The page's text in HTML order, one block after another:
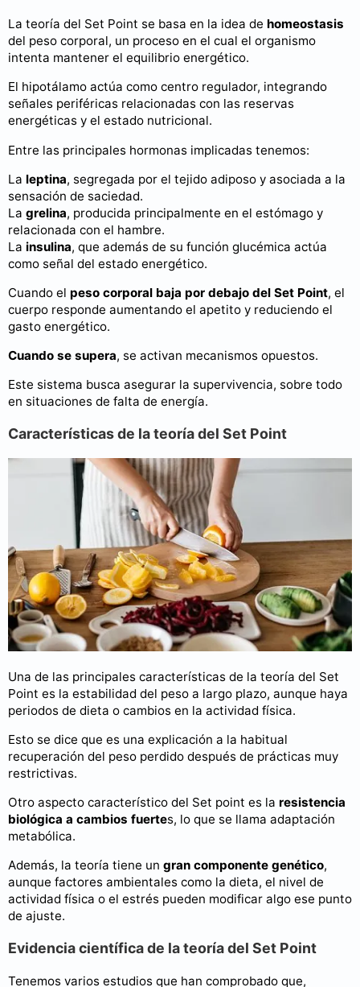
La teoría del Set Point se basa en la idea de homeostasis
del peso corporal, un proceso en el cual el organismo
intenta mantener el equilibrio energético.
El hipotálamo actúa como centro regulador, integrando
señales periféricas relacionadas con las reservas
energéticas y el estado nutricional.
Entre las principales hormonas implicadas tenemos:
La leptina, segregada por el tejido adiposo y asociada a la
sensación de saciedad.
La grelina, producida principalmente en el estómago y
relacionada con el hambre.
La insulina, que además de su función glucémica actúa
como señal del estado energético.
Cuando el peso corporal baja por debajo del Set Point, el
cuerpo responde aumentando el apetito y reduciendo el
gasto energético.
Cuando se supera, se activan mecanismos opuestos.
Este sistema busca asegurar la supervivencia, sobre todo
en situaciones de falta de energía.
Características de la teoría del Set Point
Una de las principales características de la teoría del Set
Point es la estabilidad del peso a largo plazo, aunque haya
periodos de dieta o cambios en la actividad física.
Esto se dice que es una explicación a la habitual
recuperación del peso perdido después de prácticas muy
restrictivas.
Otro aspecto característico del Set point es la resistencia
biológica a cambios fuertes, lo que se llama adaptación
metabólica.
Además, la teoría tiene un gran componente genético,
aunque factores ambientales como la dieta, el nivel de
actividad física o el estrés pueden modificar algo ese punto
de ajuste.
Evidencia científica de la teoría del Set Point
Tenemos varios estudios que han comprobado que,